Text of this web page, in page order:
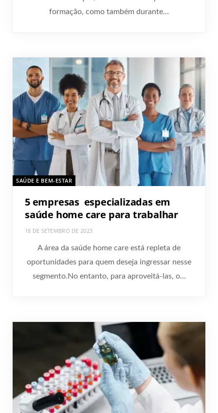
formação, como também durante…
SAÚDE E BEM-ESTAR
5 empresas especializadas em
saúde home care para trabalhar
18 DE SETEMBRO DE 2023
A área da saúde home care está repleta de
oportunidades para quem deseja ingressar nesse
segmento.No entanto, para aproveitá-las, o…